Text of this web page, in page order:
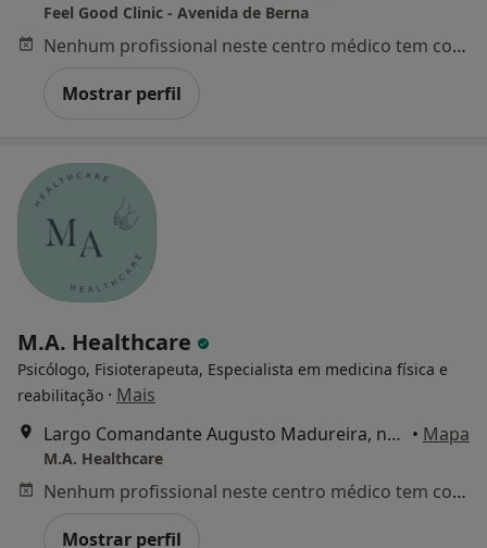
Feel Good Clinic - Avenida de Berna
Nenhum profissional neste centro médico tem consultas disponíveis
Mostrar perfil
M.A. Healthcare
Psicólogo, Fisioterapeuta, Especialista em medicina física e
reabilitação · Mais
Largo Comandante Augusto Madureira, nr 6, 1º esq, Algés • Mapa
M.A. Healthcare
Nenhum profissional neste centro médico tem consultas disponíveis
Mostrar perfil